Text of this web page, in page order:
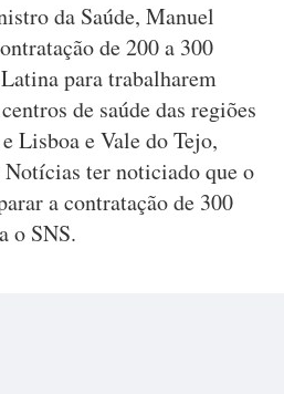
da Saúde, Manuel
de 200 a 300
para trabalharem
de saúde das regiões
Lisboa e Vale do Tejo,
Notícias ter noticiado que o
a contratação de 300
o SNS.